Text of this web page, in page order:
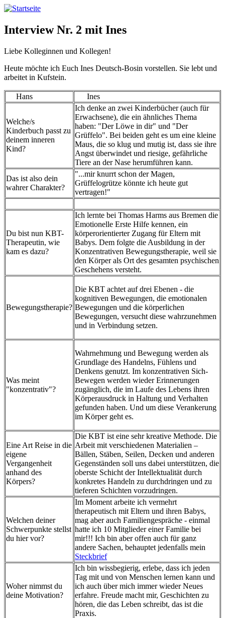
Direkt
Inhalt
Interview Nr. 2 mit Ines
Liebe Kolleginnen und Kollegen!
Heute möchte ich Euch Ines Deutsch-Bosin vorstellen. Sie lebt und
arbeitet in Kufstein.
Hans Ines
Welche/s
Kinderbuch passt zu
deinem inneren
Kind?
Ich denke an zwei Kinderbücher (auch für
Erwachsene), die ein ähnliches Thema
haben: "Der Löwe in dir" und "Der
Grüffelo". Bei beiden geht es um eine kleine
Maus, die so klug und mutig ist, dass sie ihre
Angst überwindet und riesige, gefährliche
Tiere an der Nase herumführen kann.
Das ist also dein
wahrer Charakter?
"...mir knurrt schon der Magen,
Grüffelogrütze könnte ich heute gut
vertragen!"
Du bist nun KBT-
Therapeutin, wie
kam es dazu?
Ich lernte bei Thomas Harms aus Bremen die
Emotionelle Erste Hilfe kennen, ein
körperorientierter Zugang für Eltern mit
Babys. Dem folgte die Ausbildung in der
Konzentrativen Bewegungstherapie, weil sie
den Körper als Ort des gesamten psychischen
Geschehens versteht.
Bewegungstherapie?
Die KBT achtet auf drei Ebenen - die
kognitiven Bewegungen, die emotionalen
Bewegungen und die körperlichen
Bewegungen, versucht diese wahrzunehmen
und in Verbindung setzen.
Was meint
"konzentrativ"?
Wahrnehmung und Bewegung werden als
Grundlage des Handelns, Fühlens und
Denkens genutzt. Im konzentrativen Sich-
Bewegen werden wieder Erinnerungen
zugänglich, die im Laufe des Lebens ihren
Körperausdruck in Haltung und Verhalten
gefunden haben. Und um diese Verankerung
im Körper geht es.
Eine Art Reise in die
eigene
Vergangenheit
anhand des
Körpers?
Die KBT ist eine sehr kreative Methode. Die
Arbeit mit verschiedenen Materialien –
Bällen, Stäben, Seilen, Decken und anderen
Gegenständen soll uns dabei unterstützen, die
oberste Schicht der Intellektualität durch
konkretes Handeln zu durchdringen und zu
tieferen Schichten vorzudringen.
Welchen deiner
Schwerpunkte stellst
du hier vor?
Im Moment arbeite ich vermehrt
therapeutisch mit Eltern und ihren Babys,
mag aber auch Familiengespräche - einmal
hatte ich 10 Mitglieder einer Familie bei
mir!!! Ich bin aber offen auch für ganz
andere Sachen, behauptet jedenfalls mein
Steckbrief
Woher nimmst du
deine Motivation?
Ich bin wissbegierig, erlebe, dass ich jeden
Tag mit und von Menschen lernen kann und
ich auch über mich immer wieder Neues
erfahre. Freude macht mir, Geschichten zu
hören, die das Leben schreibt, das ist die
Praxis.